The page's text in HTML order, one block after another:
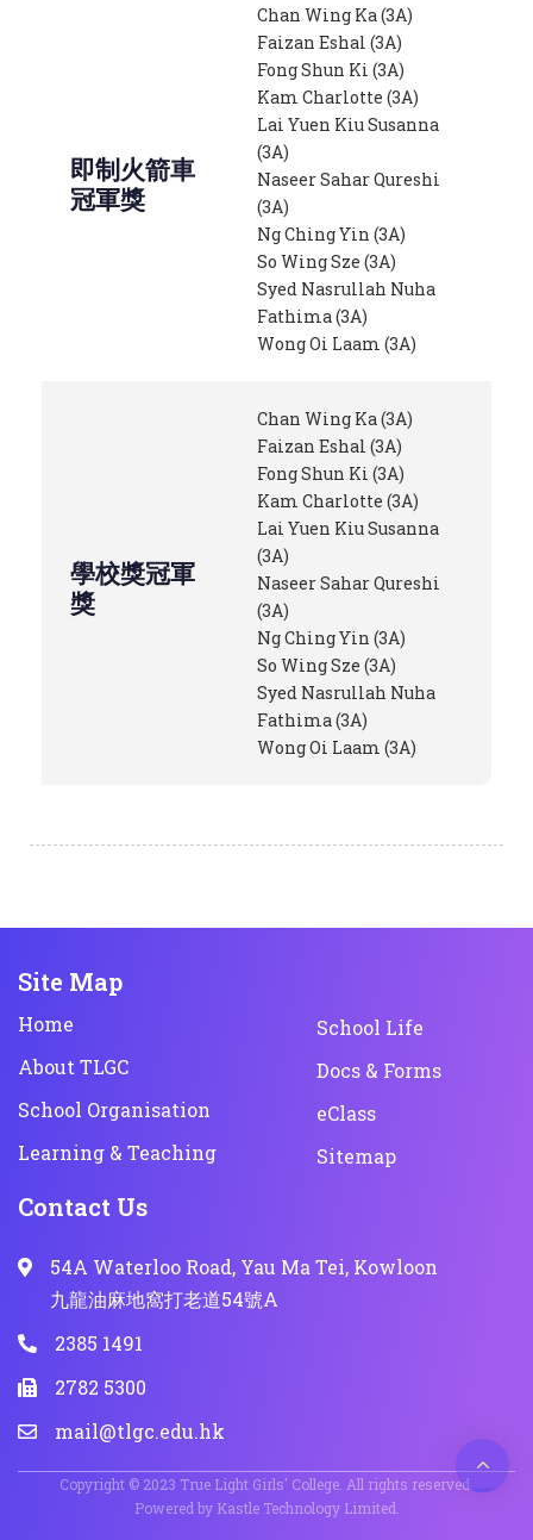
即制火箭車
冠軍獎
Chan Wing Ka (3A)
Faizan Eshal (3A)
Fong Shun Ki (3A)
Kam Charlotte (3A)
Lai Yuen Kiu Susanna
(3A)
Naseer Sahar Qureshi
(3A)
Ng Ching Yin (3A)
So Wing Sze (3A)
Syed Nasrullah Nuha
Fathima (3A)
Wong Oi Laam (3A)
學校獎冠軍
獎
Chan Wing Ka (3A)
Faizan Eshal (3A)
Fong Shun Ki (3A)
Kam Charlotte (3A)
Lai Yuen Kiu Susanna
(3A)
Naseer Sahar Qureshi
(3A)
Ng Ching Yin (3A)
So Wing Sze (3A)
Syed Nasrullah Nuha
Fathima (3A)
Wong Oi Laam (3A)
Site Map
Home
About TLGC
School Organisation
Learning & Teaching
School Life
Docs & Forms
eClass
Sitemap
Contact Us
54A Waterloo Road, Yau Ma Tei, Kowloon
九龍油麻地窩打老道54號A
2385 1491
2782 5300
mail@tlgc.edu.hk
Copyright © 2023 True Light Girls' College. All rights reserved.
Powered by Kastle Technology Limited.